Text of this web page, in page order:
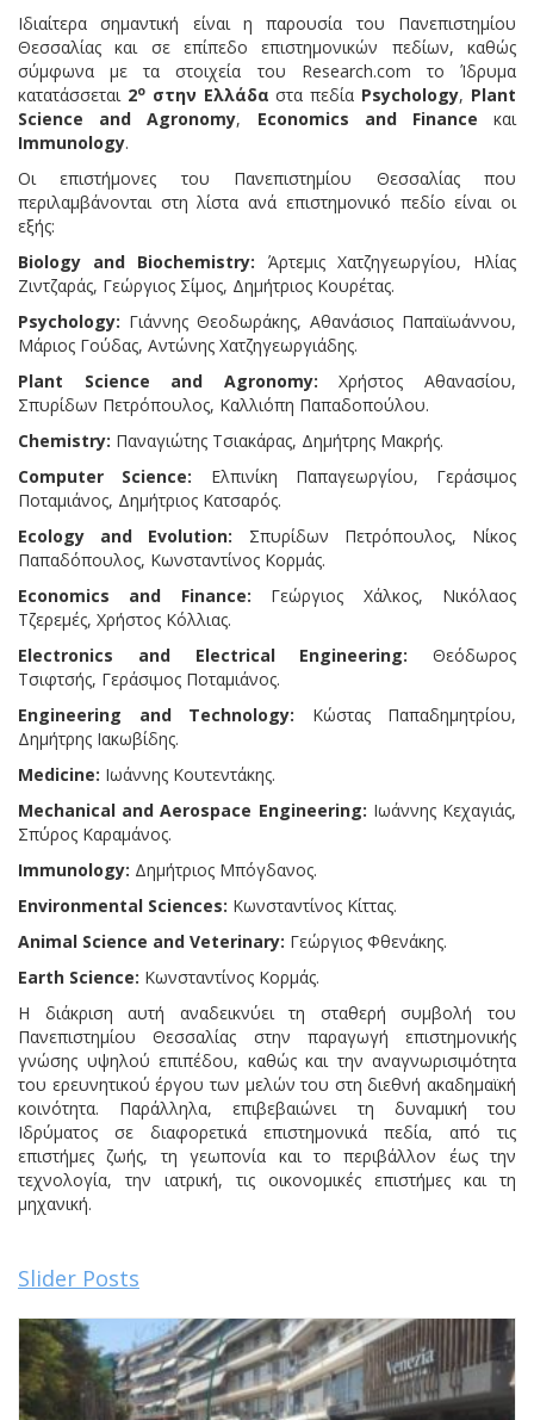
Ιδιαίτερα σημαντική είναι η παρουσία του Πανεπιστημίου
Θεσσαλίας και σε επίπεδο επιστημονικών πεδίων, καθώς
σύμφωνα με τα στοιχεία του Research.com το Ίδρυμα
κατατάσσεται 2οστην Ελλάδα στα πεδία Psychology, Plant
Science and Agronomy, Economics and Finance και
Immunology.
Οι επιστήμονες του Πανεπιστημίου Θεσσαλίας που
περιλαμβάνονται στη λίστα ανά επιστημονικό πεδίο είναι οι
εξής:
Biology and Biochemistry: Άρτεμις Χατζηγεωργίου, Ηλίας
Ζιντζαράς, Γεώργιος Σίμος, Δημήτριος Κουρέτας.
Psychology: Γιάννης Θεοδωράκης, Αθανάσιος Παπαϊωάννου,
Μάριος Γούδας, Αντώνης Χατζηγεωργιάδης.
Plant Science and Agronomy:Χρήστος Αθανασίου,
Σπυρίδων Πετρόπουλος, Καλλιόπη Παπαδοπούλου.
Chemistry: Παναγιώτης Τσιακάρας, Δημήτρης Μακρής.
Computer Science: Ελπινίκη Παπαγεωργίου, Γεράσιμος
Ποταμιάνος, Δημήτριος Κατσαρός.
Ecology and Evolution: Σπυρίδων Πετρόπουλος, Νίκος
Παπαδόπουλος, Κωνσταντίνος Κορμάς.
Economics and Finance: Γεώργιος Χάλκος, Νικόλαος
Τζερεμές, Χρήστος Κόλλιας.
Electronics and Electrical Engineering: Θεόδωρος
Τσιφτσής, Γεράσιμος Ποταμιάνος.
Engineering and Technology: Κώστας Παπαδημητρίου,
Δημήτρης Ιακωβίδης.
Medicine: Ιωάννης Κουτεντάκης.
Mechanical and Aerospace Engineering: Ιωάννης Κεχαγιάς,
Σπύρος Καραμάνος.
Immunology: Δημήτριος Μπόγδανος.
Environmental Sciences: Κωνσταντίνος Κίττας.
Animal Science and Veterinary: Γεώργιος Φθενάκης.
Earth Science: Κωνσταντίνος Κορμάς.
Η διάκριση αυτή αναδεικνύει τη σταθερή συμβολή του
Πανεπιστημίου Θεσσαλίας στην παραγωγή επιστημονικής
γνώσης υψηλού επιπέδου, καθώς και την αναγνωρισιμότητα
του ερευνητικού έργου των μελών του στη διεθνή ακαδημαϊκή
κοινότητα. Παράλληλα, επιβεβαιώνει τη δυναμική του
Ιδρύματος σε διαφορετικά επιστημονικά πεδία, από τις
επιστήμες ζωής, τη γεωπονία και το περιβάλλον έως την
τεχνολογία, την ιατρική, τις οικονομικές επιστήμες και τη
μηχανική.
Slider Posts